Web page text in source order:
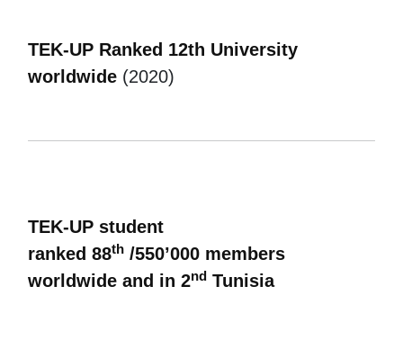
TEK-UP Ranked 12th University
worldwide (2020)
TEK-UP student
ranked 88th /550’000 members
worldwide and in 2nd Tunisia